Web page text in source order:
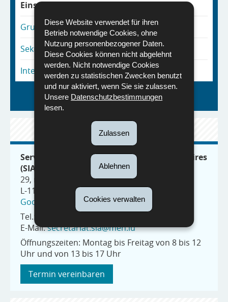
Diese Website verwendet für ihren
Betrieb notwendige Cookies, ohne
Nutzung personenbezogener Daten.
Diese Cookies können nicht abgelehnt
werden. Nicht notwendige Cookies
werden zu statistischen Zwecken benutzt
und nur aktiviert, wenn Sie sie zulassen.
Unsere Datenschutzbestimmungen
lesen.
Zulassen
Ablehnen
Cookies verwalten
Einschreibung in einer Schule
Grundschule
Sekundarunterricht
Interkulturelle Vermittler
Zurück zur Startseite
KONTAKT
Service de l’intégration et de l’accueil scolaires
(SIA)
29, rue Aldringen
L-1118 Luxemburg
Google Maps
Tel.: (+352) 247-76570
E-Mail:secretariat.sia@men.lu
Öffnungszeiten: Montag bis Freitag von 8 bis 12
Uhr und von 13 bis 17 Uhr
Termin vereinbaren